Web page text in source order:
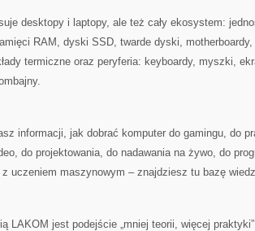
desktopy i laptopy, ale też cały ekosystem:
RAM, dyski SSD, twarde dyski,
termiczne oraz peryferia: keyboardy, myszki,
informacji, jak dobrać komputer do gamingu, do
do projektowania, do nadawania na żywo, do
uczeniem maszynowym – znajdziesz tu bazę
LAKOM jest podejście „mniej teorii, więcej